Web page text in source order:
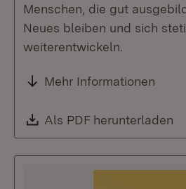
Menschen, die gut
Neues bleiben und sich
weiterentwickeln.
Mehr Informationen
Download:
Als PDF herunterladen